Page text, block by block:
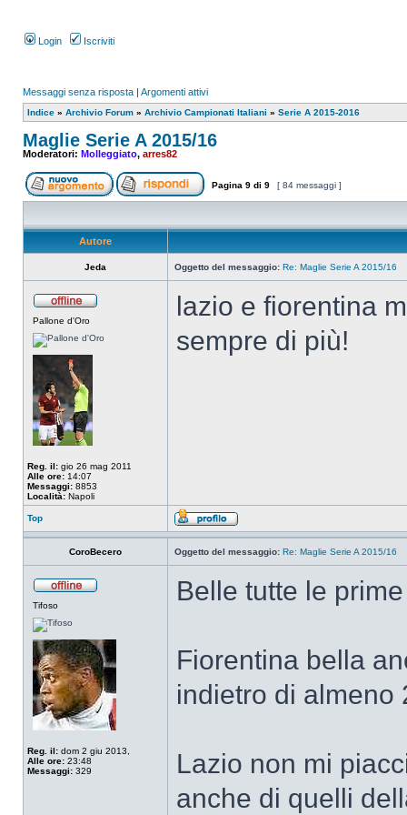
Login Iscriviti
Messaggi senza risposta | Argomenti attivi
Indice » Archivio Forum » Archivio Campionati Italiani » Serie A 2015-2016
Maglie Serie A 2015/16
Moderatori: Molleggiato, arres82
Pagina 9 di 9 [ 84 messaggi ]
Autore
Jeda Oggetto del messaggio: Re: Maglie Serie A 2015/16
Pallone d'Oro
Reg. il: gio 26 mag 2011
Alle ore: 14:07
Messaggi: 8853
Località: Napoli
lazio e fiorentina
sempre di più!
Top
CoroBecero Oggetto del messaggio: Re: Maglie Serie A 2015/16
Tifoso
Reg. il: dom 2 giu 2013,
Alle ore: 23:48
Messaggi: 329
Belle tutte le
Fiorentina bella
indietro di almeno
Lazio non mi
anche di quelli